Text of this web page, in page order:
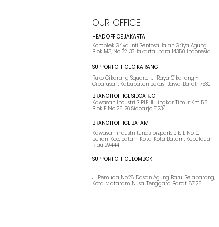
Contoh Penerapannya
OUR OFFICE
HEAD OFFICE JAKARTA
Komplek Griya Inti Sentosa Jalan Griya Agung
Blok M3, No 32-33 Jakarta Utara 14350, Indonesia
SUPPORT OFFICE CIKARANG
Ruko Cikarang Square Jl. Raya Cikarang -
Cibarusah, Kabupaten Bekasi, Jawa Barat 17530
BRANCH OFFICE SIDOARJO
Kawasan Industri SIRIE Jl. Lingkar Timur Km 5.5
Blok F No 25-26 Sidoarjo 61234
BRANCH OFFICE BATAM
Kawasan industri tunas bizpark, Blk. E No.10,
Belian, Kec. Batam Kota, Kota Batam, Kepulauan
Riau 29444
SUPPORT OFFICE LOMBOK
Jl. Pemuda No.28, Dasan Agung Baru, Selaparang,
Kota Mataram, Nusa Tenggara Barat. 83125.